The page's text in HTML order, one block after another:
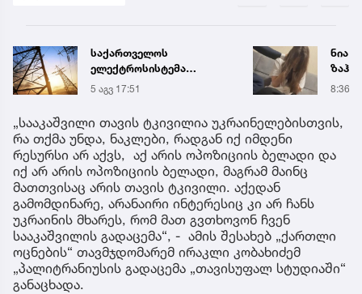
საქართველოს
ელექტროსისტემა
სპეციალურ განცხადებას
ავრცელებს
5 აგვ 17:51
ნია
8:36
„სააკაშვილი თავის ტკივილია უკრაინელებისთვის,
რა თქმა უნდა, ნაკლები, რადგან იქ იმდენი
რესურსი არ აქვს, აქ არის ოპოზიციის ბელადი და
იქ არ არის ოპოზიციის ბელადი, მაგრამ მაინც
მათთვისაც არის თავის ტკივილი. აქედან
გამომდინარე, არანაირი ინტერესიც კი არ ჩანს
უკრაინის მხარეს, რომ მათ გვთხოვონ ჩვენ
სააკაშვილის გადაცემა“, - ამის შესახებ „ქართლი
ოცნების“ თავმჯდომარემ ირაკლი კობახიძემ
„პალიტრანიუსის გადაცემა „თავისუფალ სტუდიაში“
განაცხადა.